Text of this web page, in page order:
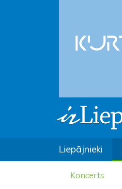
Liepājnieki
Koncerts